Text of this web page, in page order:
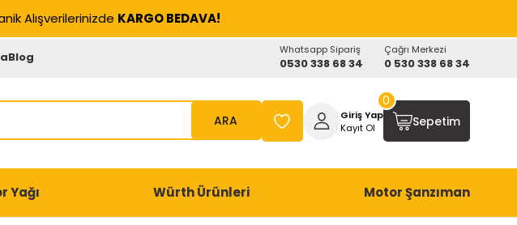
Alışverilerinizde KARGO BEDAVA!
Blog Whatsapp Sipariş
0530 338 68 34
Çağrı Merkezi
0 530 338 68 34
ARA
Giriş Yap
Kayıt Ol
Sepetim
0
Yağı Würth Ürünleri Motor Şanzıman